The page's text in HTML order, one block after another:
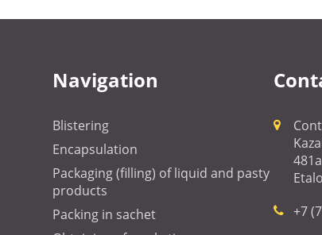
Navigation
Blistering
Encapsulation
Packaging (filling) of liquid and pasty
products
Packing in sachet
+7